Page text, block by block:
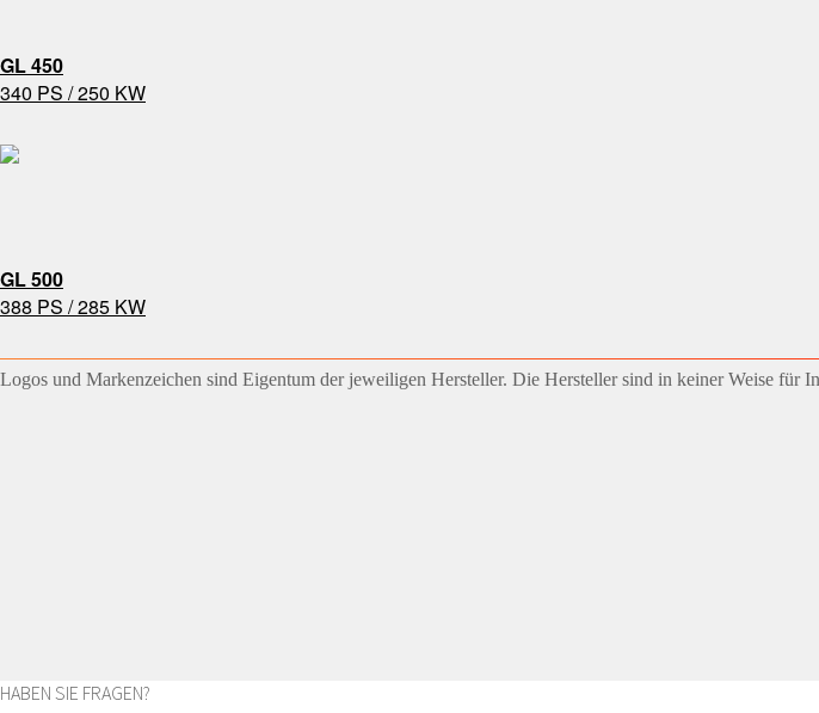
GL 450
340 PS / 250 KW
GL 500
388 PS / 285 KW
Logos und Markenzeichen sind Eigentum der jeweiligen Hersteller. Die Hersteller sind in keiner Weise für
HABEN SIE FRAGEN?